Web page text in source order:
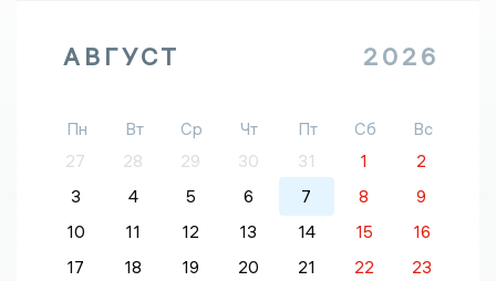
АВГУСТ 2026
Пн Вт Ср Чт Пт Сб
Вс
27
28 29 30 31 1
2
3
4 5 6 7 8
9
10
11 12 13 14 15
16
17
18 19 20 21 22
23